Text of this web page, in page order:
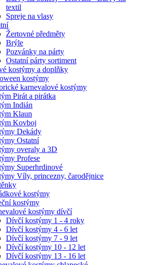
textil
Spreje na vlasy
Žertovné předměty
Brýle
Pozvánky na párty
Ostatní párty sortiment
kostýmy a doplňky
kostýmy
karnevalové kostýmy
Pirát a pirátka
Indián
Klaun
Kovboj
Dekády
Ostatní
overaly a 3D
Profese
Superhrdinové
Víly, princezny, čarodějnice
kostýmy
kostýmy
kostýmy dívčí
Dívčí kostýmy 1 - 4 roky
Dívčí kostýmy 4 - 6 let
Dívčí kostýmy 7 - 9 let
Dívčí kostýmy 10 - 12 let
Dívčí kostýmy 13 - 16 let